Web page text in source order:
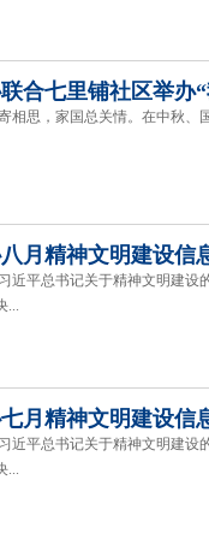
合七里铺社区举办
思，家国总关情。在中秋、国
月精神文明建设信
平总书记关于精神文明建设的
...
月精神文明建设信
平总书记关于精神文明建设的
...